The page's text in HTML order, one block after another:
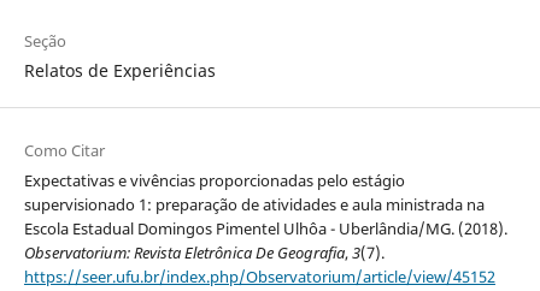
Seção
Relatos de Experiências
Como Citar
Expectativas e vivências proporcionadas pelo estágio
supervisionado 1: preparação de atividades e aula ministrada na
Escola Estadual Domingos Pimentel Ulhôa - Uberlândia/MG. (2018).
Observatorium: Revista Eletrônica De Geografia,3(7).
https://seer.ufu.br/index.php/Observatorium/article/view/45152